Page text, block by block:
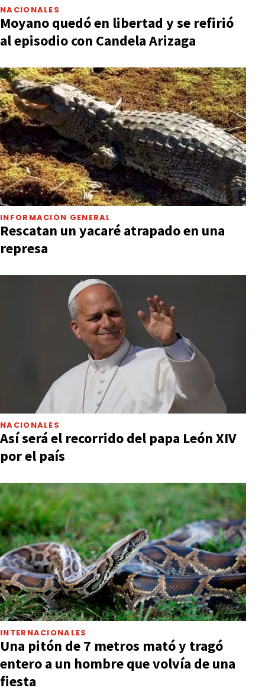
NACIONALES
Moyano quedó en libertad y se refirió
al episodio con Candela Arizaga
INFORMACIÓN GENERAL
Rescatan un yacaré atrapado en una
represa
NACIONALES
Así será el recorrido del papa León XIV
por el país
INTERNACIONALES
Una pitón de 7 metros mató y tragó
entero a un hombre que volvía de una
fiesta